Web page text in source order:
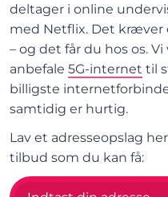
deltager i online
med Netflix. Det kræver
– og det får du hos os.
anbefale 5G-internet til
billigste
samtidig er hurtig.
Lav et adresseopslag
tilbud som du kan få: